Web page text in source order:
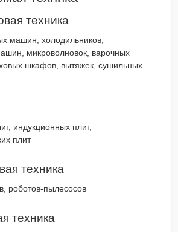
техника
машин, холодильников,
микроволновок, варочных
шкафов, вытяжек, сушильных
индукционных плит,
плит
техника
роботов-пылесосов
техника